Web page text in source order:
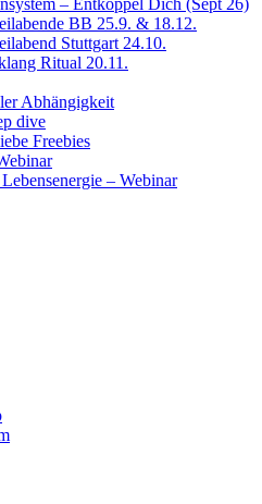
– Entkoppel Dich (Sept 26)
BB 25.9. & 18.12.
Stuttgart 24.10.
Ritual 20.11.
Abhängigkeit
dive
Freebies
– Webinar